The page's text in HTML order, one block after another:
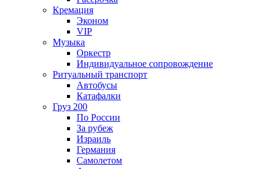
Кремация
Эконом
VIP
Музыка
Оркестр
Индивидуальное сопровождение
Ритуальный транспорт
Автобусы
Катафалки
Груз 200
По России
За рубеж
Израиль
Германия
Самолетом